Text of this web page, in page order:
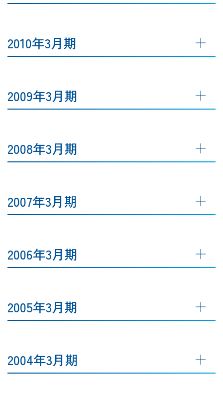
2010年3月期
2009年3月期
2008年3月期
2007年3月期
2006年3月期
2005年3月期
2004年3月期